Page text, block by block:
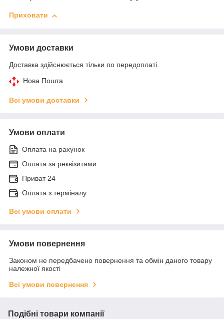
Приховати
Умови доставки
Доставка здійснюється тільки по передоплаті.
Нова Пошта
Всі умови доставки
Умови оплати
Оплата на рахунок
Оплата за реквізитами
Приват 24
Оплата з терміналу
Всі умови оплати
Умови повернення
Законом не передбачено повернення та обмін даного товару
належної якості
Всі умови повернення
Подібні товари компанії